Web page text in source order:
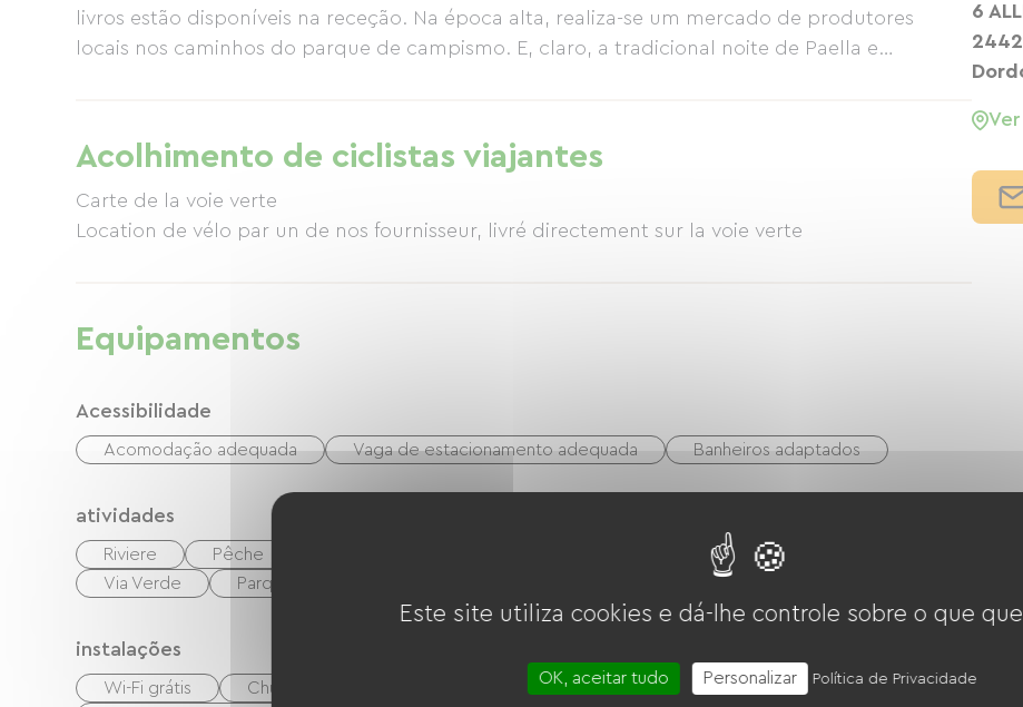
livros estão disponíveis na receção. Na época alta, realiza-se um mercado de produtores
locais nos caminhos do parque de campismo. E, claro, a tradicional noite de Paella e
alojamento: casas móveis, bungalows, caravanas ou simplesmente grandes parcelas,
sombreadas ou ensolaradas – há algo para todos.
Acolhimento de ciclistas viajantes
Carte de la voie verte
Location de vélo par un de nos fournisseur, livré directement sur la voie verte
Equipamentos
Acessibilidade
Acomodação adequada Vaga de estacionamento adequada Banheiros adaptados
atividades
Riviere Pêche
Quadra de boliche/pétanque
Via Verde
Parque infantil
instalações
Wi-Fi grátis Churrasco Equipamento para bebês
Máquina de lavar coletiva
6
Este site utiliza cookies e dá-lhe controle sobre o que
OK, aceitar tudo Personalizar Política de Privacidade